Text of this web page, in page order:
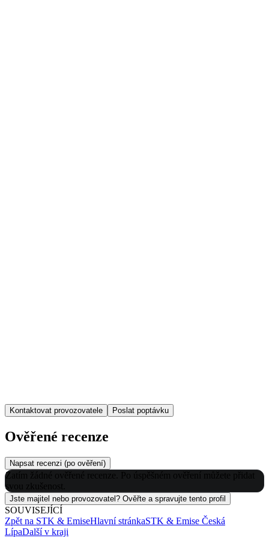
Kontaktovat provozovatele Poslat poptávku
Ověřené recenze
Napsat recenzi (po ověření)
Zatím žádné ověřené recenze. Po úspěšném ověření můžete přidat
svou zkušenost.
Jste majitel nebo provozovatel? Ověřte a spravujte tento profil
SOUVISEJÍCÍ
Zpět na STK & EmiseHlavní stránkaSTK & Emise Česká
LípaDalší v kraji